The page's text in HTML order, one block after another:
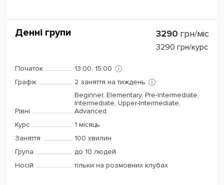
Денні групи 3290 грн/міс
3290 грн/курс
Початок
13:00, 15:00
Графік
2 заняття на тиждень
Рівні
Beginner, Elementary, Pre-Intermediate,
Intermediate, Upper-Intermediate,
Advanced
Курс
1 місяць
Заняття
100 хвилин
Група
до 10 людей
Носій
тільки на розмовних клубах